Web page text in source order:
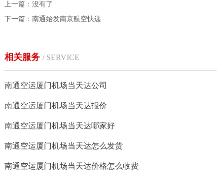
上一篇：没有了
下一篇： 南通始发南京航空快递
相关服务 / SERVICE
南通空运厦门机场当天达公司
南通空运厦门机场当天达报价
南通空运厦门机场当天达哪家好
南通空运厦门机场当天达怎么发货
南通空运厦门机场当天达价格怎么收费